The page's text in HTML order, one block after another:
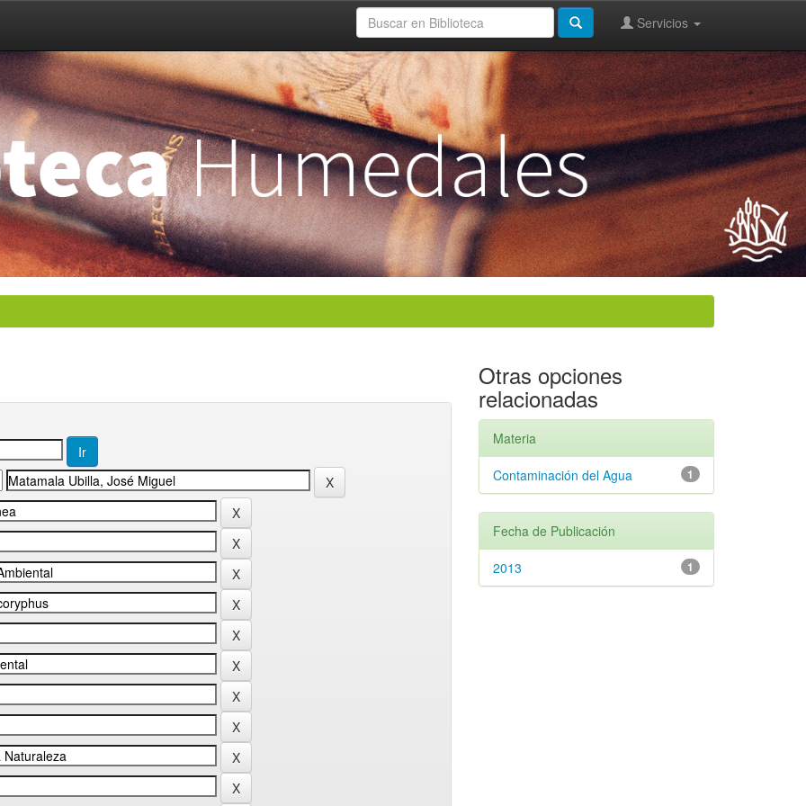
Servicios
Otras opciones
relacionadas
Materia
1
Contaminación del Agua
Fecha de Publicación
1
2013